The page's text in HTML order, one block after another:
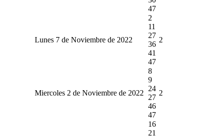
47
Lunes 7 de Noviembre de 2022
2
11
27
36
41
47
2
Miercoles 2 de Noviembre de 2022
8
9
24
27
46
47
2
16
21